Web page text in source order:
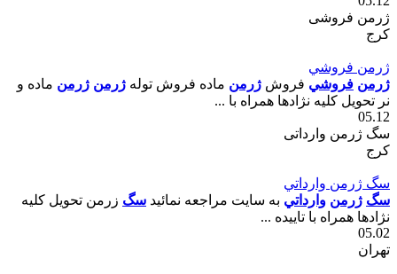
ژرمن فروشی
کرج
ژرمن فروشي
ژرمن فروشي فروش ژرمن ماده فروش توله ژرمن ژرمن ماده و
نر تحويل کليه نژادها همراه با ...
05.12
سگ ژرمن وارداتی
کرج
سگ ژرمن وارداتي
سگ ژرمن وارداتي به سايت مراجعه نمائيد سگ زرمن تحويل کليه
نژادها همراه با تاييده ...
05.02
تهران